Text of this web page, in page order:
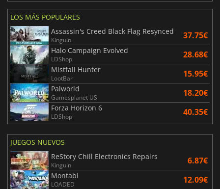
LOS MÁS POPULARES
Assassin's Creed Black Flag Resynced
Kinguin 37.75€
Halo Campaign Evolved
LDShop 28.68€
Mistfall Hunter
LootBar 15.95€
Palworld
Gamesplanet US 18.20€
Forza Horizon 6
LDShop 40.35€
JUEGOS NUEVOS
ReStory Chill Electronics Repairs
Kinguin 6.87€
Montabi
LOADED 12.09€